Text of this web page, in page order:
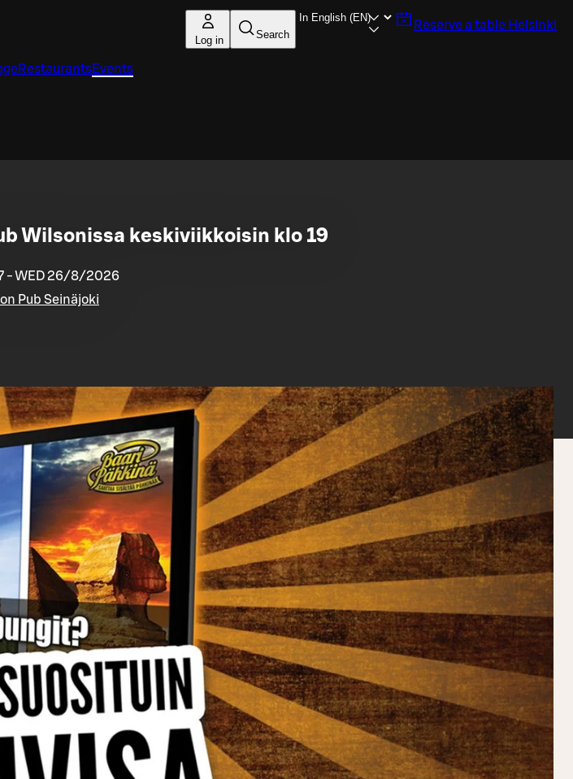
Log in Search
Reserve a table Helsinki
RestaurantsEvents
Wilsonissa keskiviikkoisin klo 19
- WED 26/8/2026
Pub Seinäjoki